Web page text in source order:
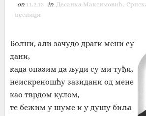
on 11.2.13 in Десанка Максимовић,
песници
Болни, али зачудо драги мени су
дани,
када опазим да људи су ми туђи,
неискреношћу зазидани од мене
као тврдом кулом,
те бежим у шуме и у душу биља